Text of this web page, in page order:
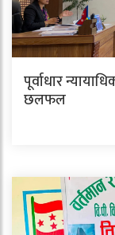
पूर्वाधार
छलफल